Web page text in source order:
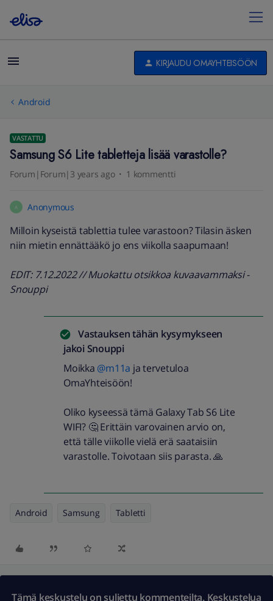
KIRJAUDU OMAYHTEISÖÖN
Android
VASTATTU
Samsung S6 Lite tabletteja lisää varastolle?
Forum|Forum|3 years ago 1 kommentti
A Anonymous
Milloin kyseistä tablettia tulee varastoon? Tilasin äsken
niin mietin ennättääkö jo ens viikolla saapumaan!
EDIT: 7.12.2022 // Muokattu otsikkoa kuvaavammaksi -
Snouppi
Vastauksen tähän kysymykseen
jakoi Snouppi
Moikka @m11a ja tervetuloa
OmaYhteisöön!
Oliko kyseessä tämä Galaxy Tab S6 Lite
WIFI? 🤔 Erittäin varovainen arvio on,
että tälle viikolle vielä erä saataisiin
varastolle. Toivotaan siis parasta. 🙏
Android Samsung Tabletti
Tämä keskustelu on suljettu kommenteilta. Keskustelua